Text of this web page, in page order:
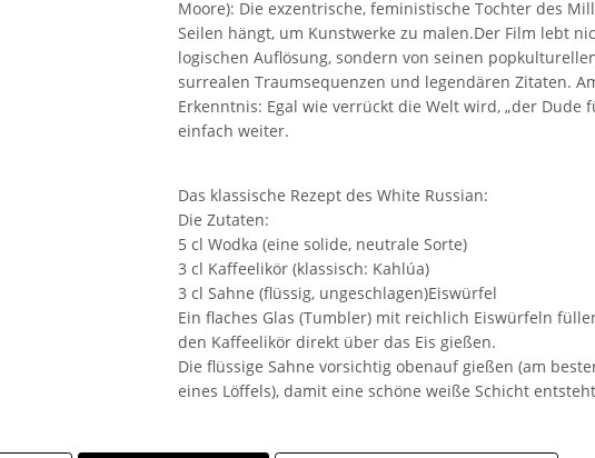
Moore): Die exzentrische, feministische Tochter des
Seilen hängt, um Kunstwerke zu malen.Der Film lebt
logischen Auflösung, sondern von seinen
surrealen Traumsequenzen und legendären Zitaten.
Erkenntnis: Egal wie verrückt die Welt wird, „der Dude
einfach weiter.
Das klassische Rezept des White Russian:
Die Zutaten:
5 cl Wodka (eine solide, neutrale Sorte)
3 cl Kaffeelikör (klassisch: Kahlúa)
3 cl Sahne (flüssig, ungeschlagen)Eiswürfel
Ein flaches Glas (Tumbler) mit reichlich Eiswürfeln
den Kaffeelikör direkt über das Eis gießen.
Die flüssige Sahne vorsichtig obenauf gießen (am
eines Löffels), damit eine schöne weiße Schicht